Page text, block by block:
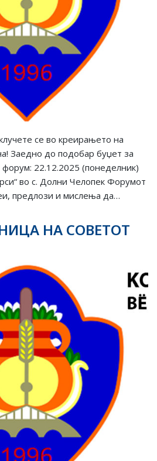
се во креирањето на
Заедно до подобар буџет за
форум: 22.12.2025 (понеделник)
во с. Долни Челопек Форумот
предлози и мислења да…
НА СОВЕТОТ